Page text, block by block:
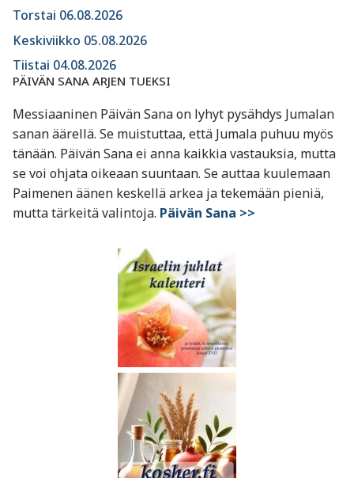
Torstai 06.08.2026
Keskiviikko 05.08.2026
Tiistai 04.08.2026
PÄIVÄN SANA ARJEN TUEKSI
Messiaaninen Päivän Sana on lyhyt pysähdys Jumalan
sanan äärellä. Se muistuttaa, että Jumala puhuu myös
tänään. Päivän Sana ei anna kaikkia vastauksia, mutta
se voi ohjata oikeaan suuntaan. Se auttaa kuulemaan
Paimenen äänen keskellä arkea ja tekemään pieniä,
mutta tärkeitä valintoja. Päivän Sana >>